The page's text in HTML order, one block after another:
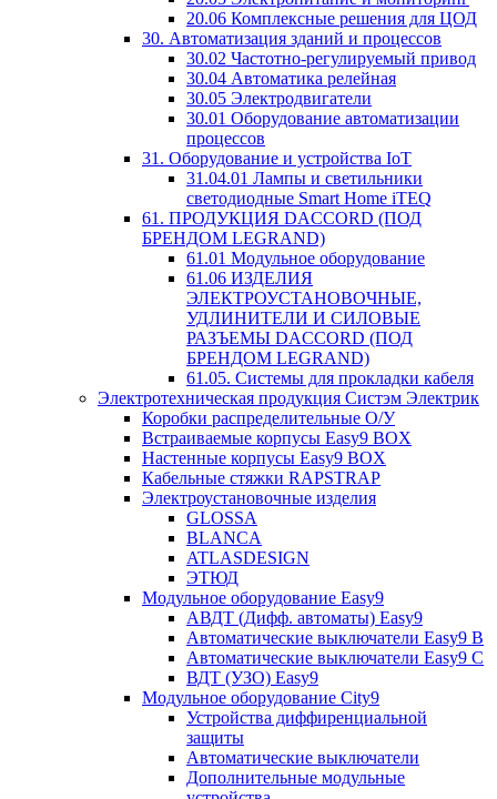
20.06 Комплексные решения для ЦОД
30. Автоматизация зданий и процессов
30.02 Частотно-регулируемый привод
30.04 Автоматика релейная
30.05 Электродвигатели
30.01 Оборудование автоматизации
процессов
31. Оборудование и устройства IoT
31.04.01 Лампы и светильники
светодиодные Smart Home iTEQ
61. ПРОДУКЦИЯ DACCORD (ПОД
БРЕНДОМ LEGRAND)
61.01 Модульное оборудование
61.06 ИЗДЕЛИЯ
ЭЛЕКТРОУСТАНОВОЧНЫЕ,
УДЛИНИТЕЛИ И СИЛОВЫЕ
РАЗЪЕМЫ DACCORD (ПОД
БРЕНДОМ LEGRAND)
61.05. Системы для прокладки кабеля
Электротехническая продукция Систэм Электрик
Коробки распределительные О/У
Встраиваемые корпусы Easy9 BOX
Настенные корпусы Easy9 BOX
Кабельные стяжки RAPSTRAP
Электроустановочные изделия
GLOSSA
BLANCA
ATLASDESIGN
ЭТЮД
Модульное оборудование Easy9
АВДТ (Дифф. автоматы) Easy9
Автоматические выключатели Easy9 В
Автоматические выключатели Easy9 С
ВДТ (УЗО) Easy9
Модульное оборудование City9
Устройства диффиренциальной
защиты
Автоматические выключатели
Дополнительные модульные